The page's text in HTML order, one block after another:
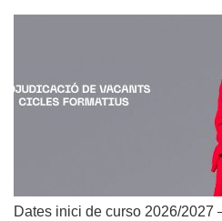
Dates inici de curso 2026/2027